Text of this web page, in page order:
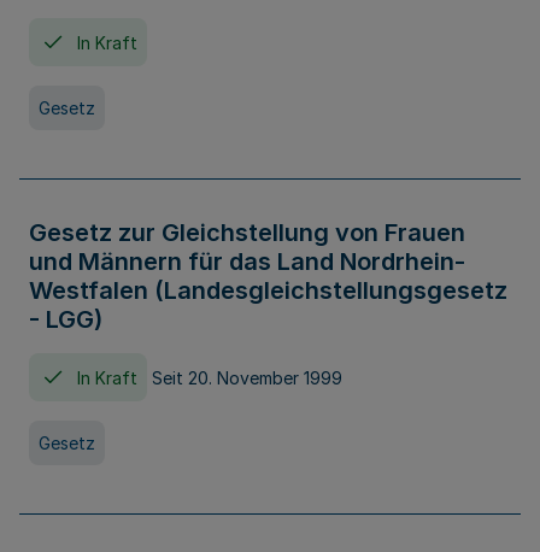
In Kraft
Gesetz
Gesetz zur Gleichstellung von Frauen
und Männern für das Land Nordrhein-
Westfalen (Landesgleichstellungsgesetz
- LGG)
In Kraft Seit 20. November 1999
Gesetz